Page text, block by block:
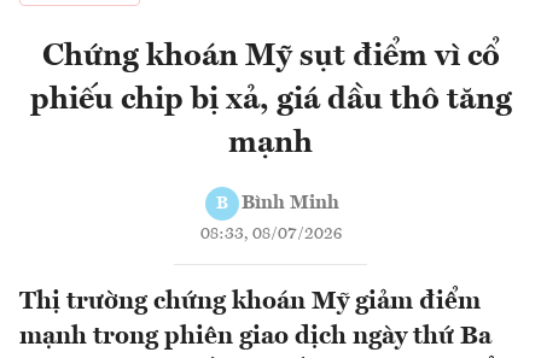
Chứng khoán Mỹ sụt điểm vì cổ
phiếu chip bị xả, giá dầu thô tăng
mạnh
B Bình Minh
08:33, 08/07/2026
Thị trường chứng khoán Mỹ giảm điểm
mạnh trong phiên giao dịch ngày thứ Ba